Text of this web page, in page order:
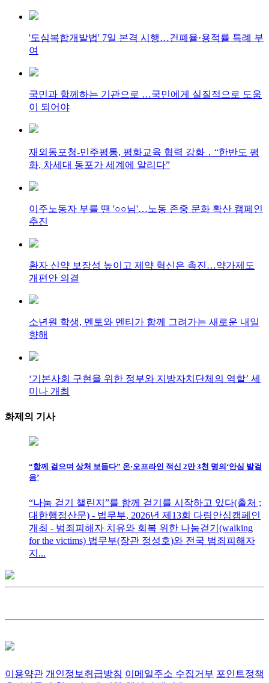
'도심복합개발법' 7일 본격 시행…건폐율·용적률 특례 부
여
국민과 함께하는 기관으로 …국민에게 실질적으로 도움
이 되어야
재외동포청-민주평통, 평화교육 협력 강화 ․ “한반도 평
화, 차세대 동포가 세계에 알리다”
이주노동자 부를 땐 '○○님'…노동 존중 문화 확산 캠페인
추진
환자 신약 보장성 높이고 제약 혁신은 촉진…약가제도
개편안 의결
소년원 학생, 멘토와 멘티가 함께 그려가는 새로운 내일
향해
‘기본사회 구현을 위한 정부와 지방자치단체의 역할’ 세
미나 개최
화제의 기사
“함께 걸으며 상처 보듬다” 온·오프라인 적신 2만 3천 명의‘안심 발걸
음’
“나눔 걷기 챌린지”를 함께 걷기를 시작하고 있다(출처 ;
대한행정산문) - 법무부, 2026년 제13회 다링안심캠페인
개최 - 범죄피해자 치유와 회복 위한 나눔걷기(walking
for the victims) 법무부(장관 정성호)와 전국 범죄피해자
지...
이용약관 개인정보취급방침 이메일주소 수집거부 포인트정책